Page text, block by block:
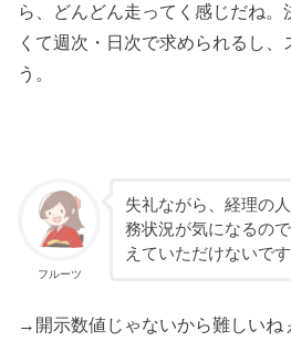
ら、どんどん走ってく感じだね。
くて週次・日次で求められるし
う。
フルーツ
失礼ながら、経理の
務状況が気になるの
えていただけないで
→開示数値じゃないから難しいね